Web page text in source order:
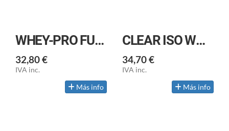
WHEY-PRO FUSION 700 GR Natural
32,80 €
IVA inc.
Más info
CLEAR ISO WHEY
34,70 €
IVA inc.
Más info